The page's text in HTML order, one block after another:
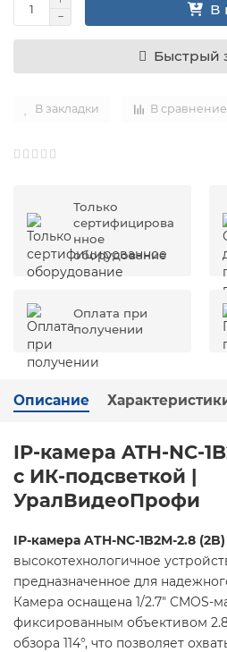
В
Быстрый
В закладки В сравнение
Только
сертифицирова
нное
оборудование
Оплата при
получении
Описание
IP-камера ATH-NC-
с ИК-подсветкой |
УралВидеоПрофи
IP-камера ATH-NC-1B2M-2.8 (2B)
высокотехнологичное
предназначенное для
Камера оснащена 1/2.7" CMOS-
фиксированным объективом
обзора 114°, что позволяет